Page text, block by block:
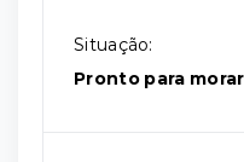
Situação:
Pronto para morar